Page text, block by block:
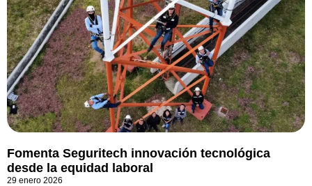
Fomenta Seguritech innovación tecnológica
desde la equidad laboral
29 enero 2026